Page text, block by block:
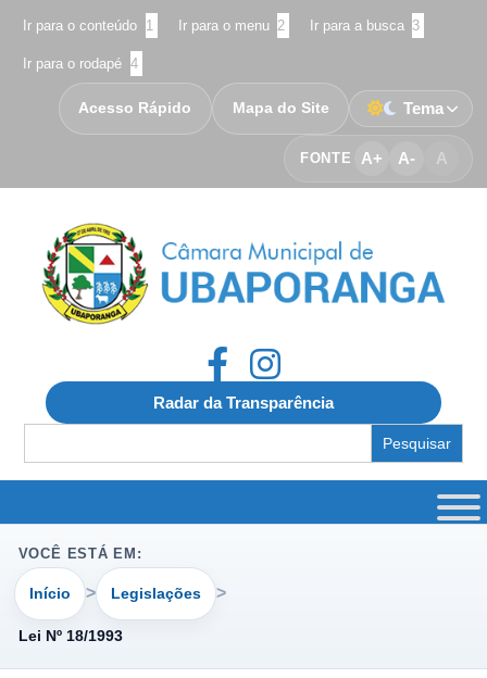
Ir para o conteúdo 1 Ir para o menu 2 Ir para a busca 3
Ir para o rodapé 4
FONTE A+ A- A
Acesso Rápido Mapa do Site Tema
Radar da Transparência
for:
VOCÊ ESTÁ EM:
Início Legislações
Lei Nº 18/1993